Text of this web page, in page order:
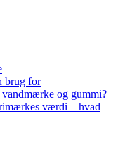
brug for
og gummi?
værdi – hvad